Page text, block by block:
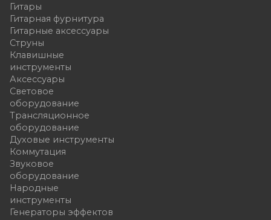
Гитары
Гитарная фурнитура
Гитарные аксессуары
Струны
Клавишные
инструменты
Аксессуары
Световое
оборудование
Трансляционное
оборудование
Духовые инструменты
Коммутация
Звуковое
оборудование
Народные
инструменты
Генераторы эффектов